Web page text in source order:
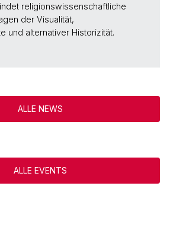
religionswissenschaftliche
der Visualität,
und alternativer Historizität.
ALLE NEWS
ALLE EVENTS